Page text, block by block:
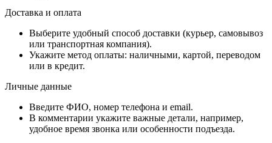
Доставка и оплата
Выберите удобный способ доставки (курьер, самовывоз
или транспортная компания).
Укажите метод оплаты: наличными, картой, переводом
или в кредит.
Личные данные
Введите ФИО, номер телефона и email.
В комментарии укажите важные детали, например,
удобное время звонка или особенности подъезда.